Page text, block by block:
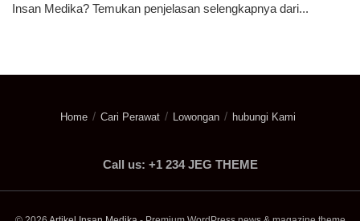
Insan Medika? Temukan penjelasan selengkapnya dari...
Home Cari Perawat Lowongan hubungi Kami
Call us: +1 234 JEG THEME